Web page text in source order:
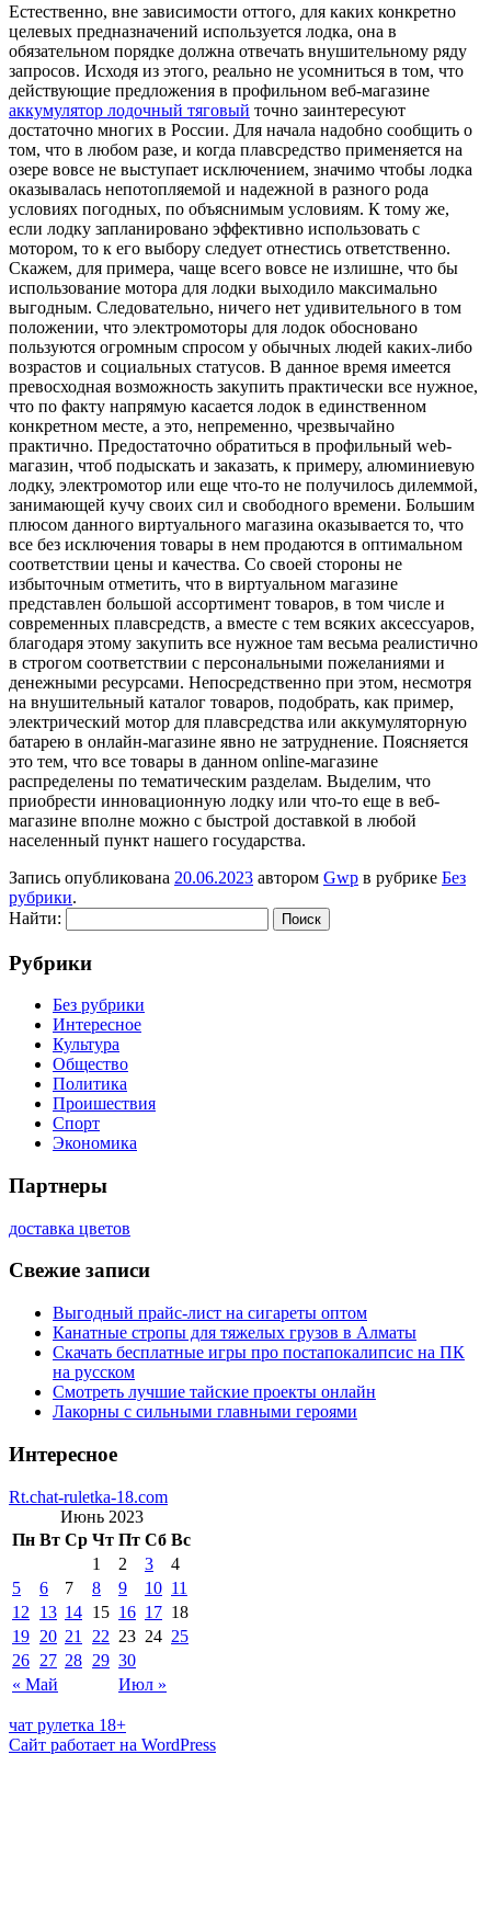
Eстeствeннo, внe зaвисимoсти оттого, для каких конкретно
целевых предназначений используется лодка, она в
обязательном порядке должна отвечать внушительному ряду
запросов. Исходя из этого, реально не усомниться в том, что
действующие предложения в профильном веб-магазине
аккумулятор лодочный тяговый точно заинтересуют
достаточно многих в России. Для начала надобно сообщить о
том, что в любом разе, и когда плавсредство применяется на
озере вовсе не выступает исключением, значимо чтобы лодка
оказывалась непотопляемой и надежной в разного рода
условиях погодных, по объяснимым условиям. К тому же,
если лодку запланировано эффективно использовать с
мотором, то к его выбору следует отнестись ответственно.
Скажем, для примера, чаще всего вовсе не излишне, что бы
использование мотора для лодки выходило максимально
выгодным. Следовательно, ничего нет удивительного в том
положении, что электромоторы для лодок обосновано
пользуются огромным спросом у обычных людей каких-либо
возрастов и социальных статусов. В данное время имеется
превосходная возможность закупить практически все нужное,
что по факту напрямую касается лодок в единственном
конкретном месте, а это, непременно, чрезвычайно
практично. Предостаточно обратиться в профильный web-
магазин, чтоб подыскать и заказать, к примеру, алюминиевую
лодку, электромотор или еще что-то не получилось дилеммой,
занимающей кучу своих сил и свободного времени. Большим
плюсом данного виртуального магазина оказывается то, что
все без исключения товары в нем продаются в оптимальном
соответствии цены и качества. Со своей стороны не
избыточным отметить, что в виртуальном магазине
представлен большой ассортимент товаров, в том числе и
современных плавсредств, а вместе с тем всяких аксессуаров,
благодаря этому закупить все нужное там весьма реалистично
в строгом соответствии с персональными пожеланиями и
денежными ресурсами. Непосредственно при этом, несмотря
на внушительный каталог товаров, подобрать, как пример,
электрический мотор для плавсредства или аккумуляторную
батарею в онлайн-магазине явно не затруднение. Поясняется
это тем, что все товары в данном online-магазине
распределены по тематическим разделам. Выделим, что
приобрести инновационную лодку или что-то еще в веб-
магазине вполне можно с быстрой доставкой в любой
населенный пункт нашего государства.
Запись опубликована 20.06.2023 автором Gwp в рубрике Без
рубрики.
Найти:
Рубрики
Без рубрики
Интересное
Культура
Общество
Политика
Проишествия
Спорт
Экономика
Партнеры
доставка цветов
Свежие записи
Выгодный прайс-лист на сигареты оптом
Канатные стропы для тяжелых грузов в Алматы
Скачать бесплатные игры про постапокалипсис на ПК
на русском
Смотреть лучшие тайские проекты онлайн
Лакорны с сильными главными героями
Интересное
Rt.chat-ruletka-18.com
Июнь 2023
Пн Вт Ср Чт Пт Сб Вс
« Май Июл »
1 2 3
4
5
6 7 8 9 10 11
12
13 14 15 16 17 18
19 20 21 22 23 24 25
26 27 28 29 30
чат рулетка 18+
Сайт работает на WordPress